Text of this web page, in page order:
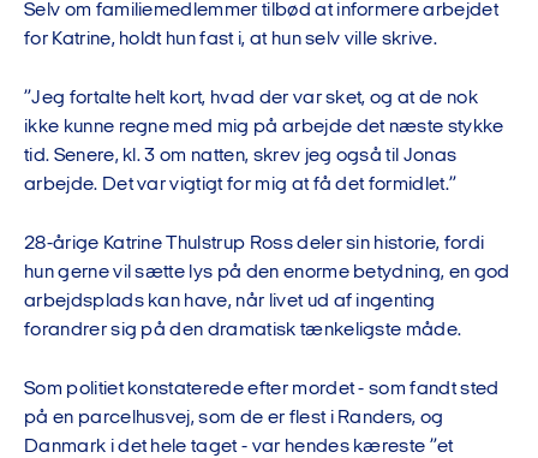
Selv om familiemedlemmer tilbød at informere arbejdet
for Katrine, holdt hun fast i, at hun selv ville skrive.
”Jeg fortalte helt kort, hvad der var sket, og at de nok
ikke kunne regne med mig på arbejde det næste stykke
tid. Senere, kl. 3 om natten, skrev jeg også til Jonas
arbejde. Det var vigtigt for mig at få det formidlet.”
28-årige Katrine Thulstrup Ross deler sin historie, fordi
hun gerne vil sætte lys på den enorme betydning, en god
arbejdsplads kan have, når livet ud af ingenting
forandrer sig på den dramatisk tænkeligste måde.
Som politiet konstaterede efter mordet - som fandt sted
på en parcelhusvej, som de er flest i Randers, og
Danmark i det hele taget - var hendes kæreste ”et